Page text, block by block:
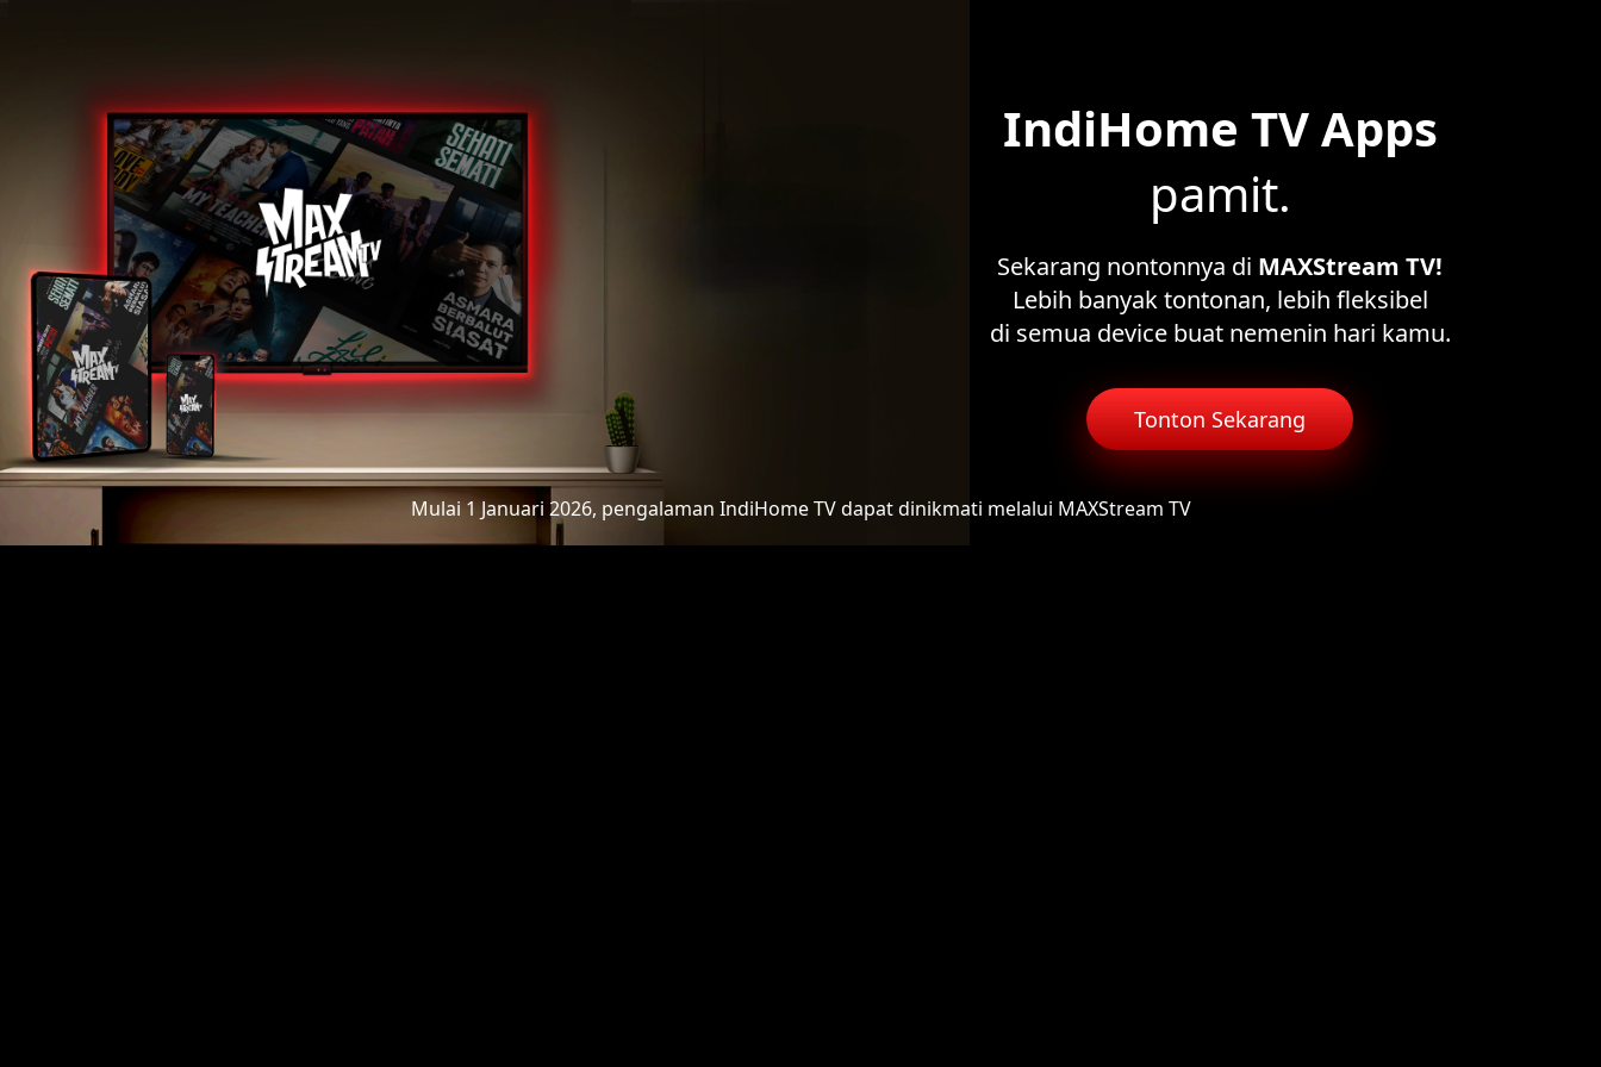
IndiHome TV Apps
pamit.
Sekarang nontonnya di MAXStream TV!
Lebih banyak tontonan, lebih fleksibel
di semua device buat nemenin hari kamu.
Tonton Sekarang
Mulai 1 Januari 2026, pengalaman IndiHome TVdapat dinikmati melalui MAXStream TV